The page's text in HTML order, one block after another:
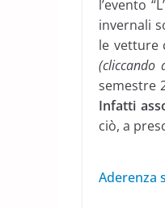
l’evento
invernali
le vetture
(cliccando
semestre
Infatti
ciò, a
Aderenza